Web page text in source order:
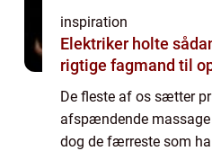
inspiration
Elektriker holte sådan vælger du den
rigtige fagmand til
De fleste af os sætter
afspændende
dog de færreste som